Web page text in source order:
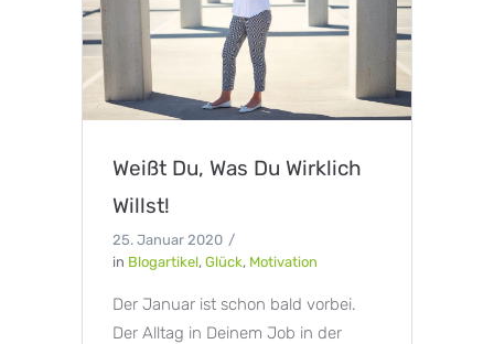
Weißt Du, Was Du Wirklich
Willst!
25. Januar 2020
in Blogartikel, Glück, Motivation
Der Januar ist schon bald vorbei.
Der Alltag in Deinem Job in der